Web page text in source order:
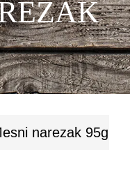
narezak 95g